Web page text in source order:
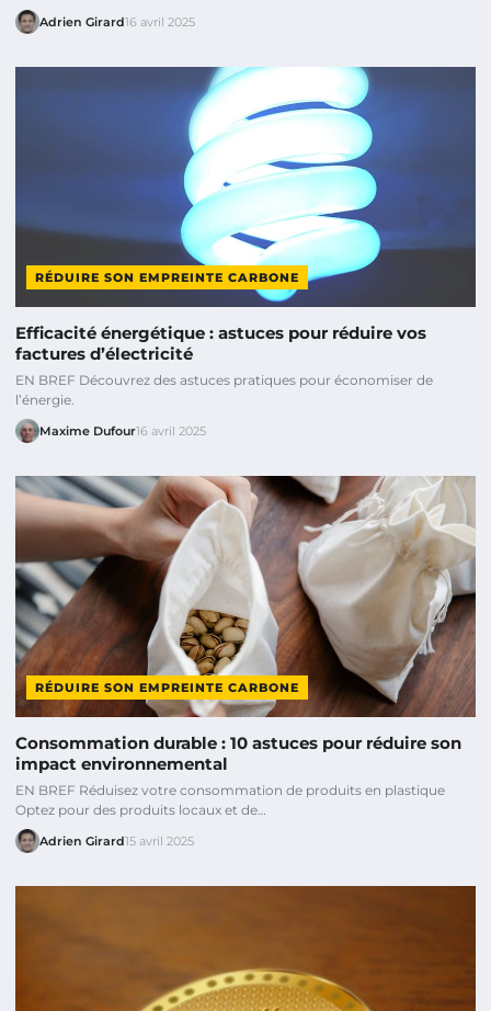
Adrien Girard16 avril 2025
RÉDUIRE SON EMPREINTE CARBONE
Efficacité énergétique : astuces pour réduire vos
factures d’électricité
EN BREF Découvrez des astuces pratiques pour économiser de
l’énergie.
Maxime Dufour16 avril 2025
RÉDUIRE SON EMPREINTE CARBONE
Consommation durable : 10 astuces pour réduire son
impact environnemental
EN BREF Réduisez votre consommation de produits en plastique
Optez pour des produits locaux et de…
Adrien Girard15 avril 2025